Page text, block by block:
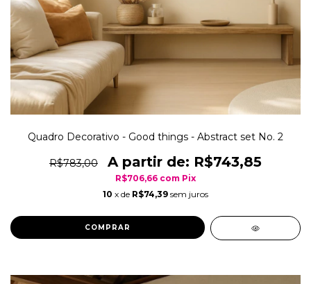
Quadro Decorativo - Good things - Abstract set No. 2
R$783,00 R$743,85
R$706,66 com Pix
10 x de R$74,39 sem juros
COMPRAR